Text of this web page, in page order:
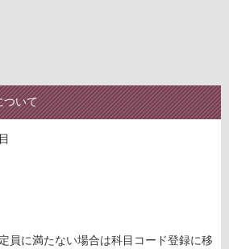
ついて
員に満たない場合は科目コード登録に移